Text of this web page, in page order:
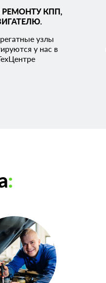
РЕМОНТУ КПП,
узлы
у нас в
: